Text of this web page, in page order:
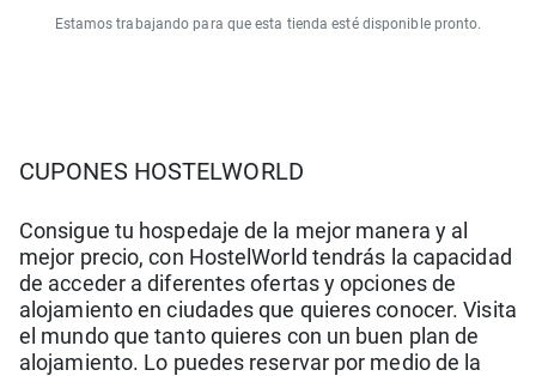
Estamos trabajando para que esta tienda esté disponible pronto.
CUPONES HOSTELWORLD
Consigue tu hospedaje de la mejor manera y al
mejor precio, con HostelWorld tendrás la capacidad
de acceder a diferentes ofertas y opciones de
alojamiento en ciudades que quieres conocer. Visita
el mundo que tanto quieres con un buen plan de
alojamiento. Lo puedes reservar por medio de la